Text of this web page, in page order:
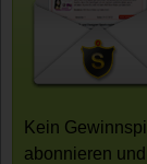
Kein
abonnieren